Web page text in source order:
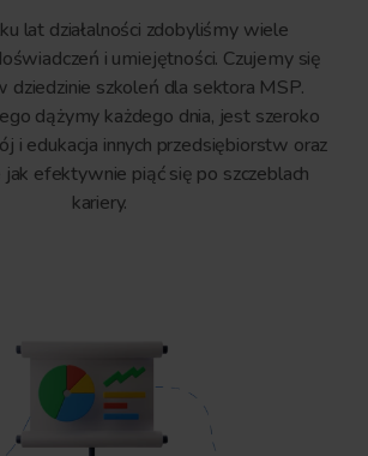
lat działalności zdobyliśmy wiele
i umiejętności. Czujemy się
dziedzinie szkoleń dla sektora MSP.
dążymy każdego dnia, jest szeroko
i edukacja innych przedsiębiorstw oraz
efektywnie piąć się po szczeblach
kariery.